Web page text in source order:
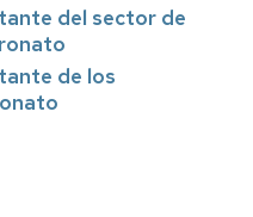
del sector de
de los